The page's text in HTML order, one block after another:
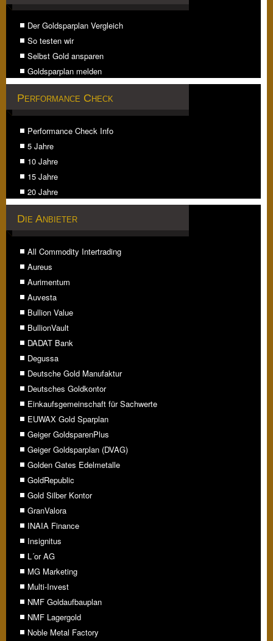
Der Goldsparplan Vergleich
So testen wir
Selbst Gold ansparen
Goldsparplan melden
Performance Check
Performance Check Info
5 Jahre
10 Jahre
15 Jahre
20 Jahre
Die Anbieter
All Commodity Intertrading
Aureus
Aurimentum
Auvesta
Bullion Value
BullionVault
DADAT Bank
Degussa
Deutsche Gold Manufaktur
Deutsches Goldkontor
Einkaufsgemeinschaft für Sachwerte
EUWAX Gold Sparplan
Geiger GoldsparenPlus
Geiger Goldsparplan (DVAG)
Golden Gates Edelmetalle
GoldRepublic
Gold Silber Kontor
GranValora
INAIA Finance
Insignitus
L´or AG
MG Marketing
Multi-Invest
NMF Goldaufbauplan
NMF Lagergold
Noble Metal Factory